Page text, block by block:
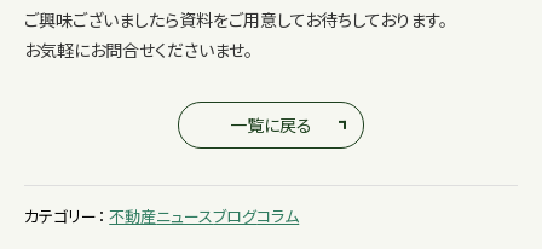
ご興味ございましたら資料をご用意してお待ちしております。
お気軽にお問合せくださいませ。
一覧に戻る
カテゴリー： 不動産ニュースブログコラム